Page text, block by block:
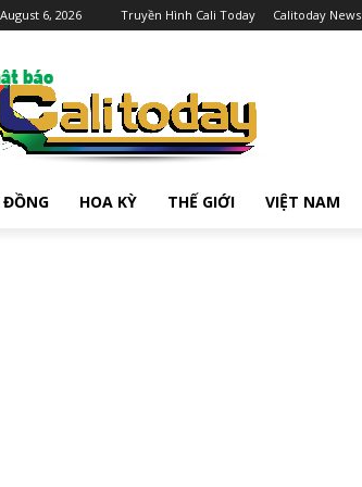
6, 2026 Truyền Hình Cali Today Calitoday News
ĐỒNG HOA KỲ THẾ GIỚI VIỆT NAM